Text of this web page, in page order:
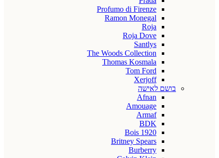
Profumo di Firenze
Ramon Monegal
Roja
Roja Dove
Santlys
The Woods Collection
Thomas Kosmala
Tom Ford
Xerjoff
בושם לאישה
Afnan
Amouage
Armaf
BDK
Bois 1920
Britney Spears
Burberry